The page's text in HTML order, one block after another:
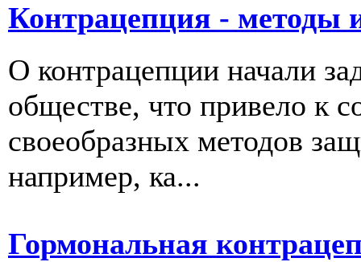
Контрацепция - методы
О контрацепции начали
обществе, что привело к
своеобразных методов
например, ка...
Гормональная